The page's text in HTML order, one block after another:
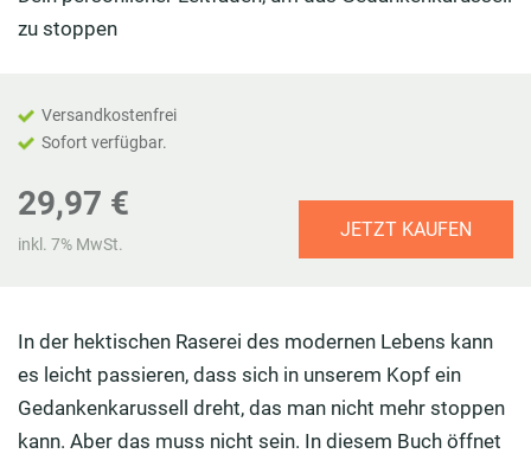
zu stoppen
Versandkostenfrei
Sofort verfügbar.
29,97 €
inkl. 7% MwSt.
JETZT KAUFEN
In der hektischen Raserei des modernen Lebens kann
es leicht passieren, dass sich in unserem Kopf ein
Gedankenkarussell dreht, das man nicht mehr stoppen
kann. Aber das muss nicht sein. In diesem Buch öffnet